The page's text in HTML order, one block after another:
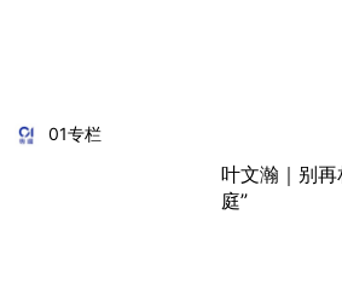
01专栏
叶文瀚｜别再
庭”